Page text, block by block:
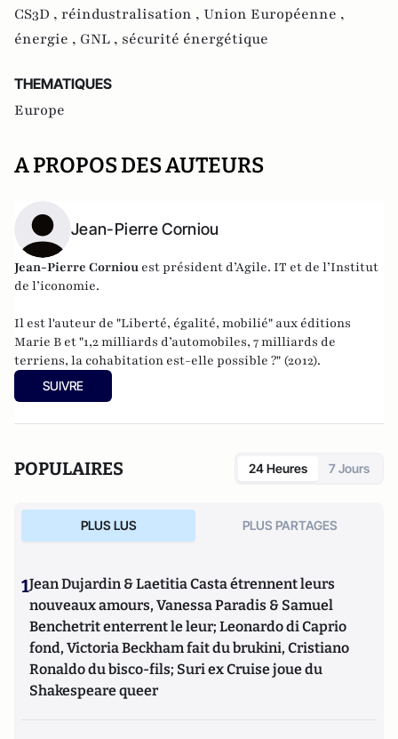
CS3D , réindustralisation , Union Européenne ,
énergie , GNL , sécurité énergétique
THEMATIQUES
Europe
A PROPOS DES AUTEURS
Jean-Pierre Corniou
Jean-Pierre Corniou est président d’Agile. IT et de l’Institut
de l’iconomie.
Il est l'auteur de "Liberté, égalité, mobilié" aux éditions
Marie B et "1,2 milliards d’automobiles, 7 milliards de
terriens, la cohabitation est-elle possible ?" (2012).
SUIVRE
POPULAIRES 24 Heures 7 Jours
PLUS LUS PLUS PARTAGES
1Jean Dujardin & Laetitia Casta étrennent leurs
nouveaux amours, Vanessa Paradis & Samuel
Benchetrit enterrent le leur; Leonardo di Caprio
fond, Victoria Beckham fait du brukini, Cristiano
Ronaldo du bisco-fils; Suri ex Cruise joue du
Shakespeare queer